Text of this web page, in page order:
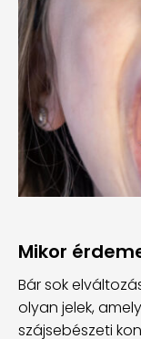
Mikor
Bár sok
olyan jelek,
szájsebészeti